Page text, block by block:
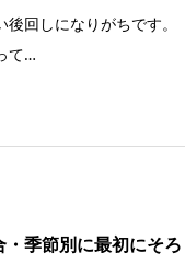
回しになりがちです。
て…
季節別に最初にそろ